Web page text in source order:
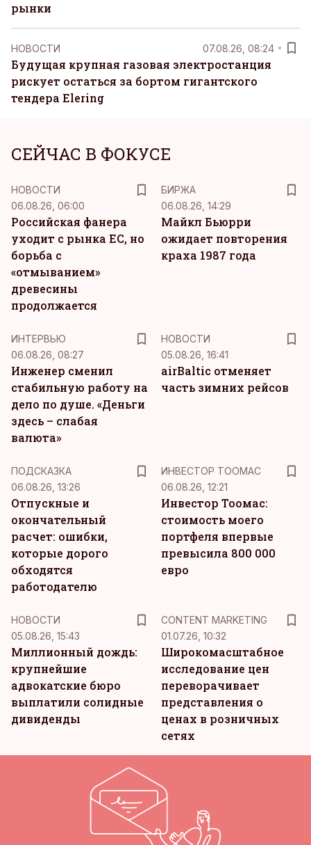
рынки
НОВОСТИ 07.08.26, 08:24
Будущая крупная газовая электростанция
рискует остаться за бортом гигантского
тендера Elering
СЕЙЧАС В ФОКУСЕ
НОВОСТИ
06.08.26, 06:00
Российская фанера
уходит с рынка ЕС, но
борьба с
«отмыванием»
древесины
продолжается
БИРЖА
06.08.26, 14:29
Майкл Бьюрри
ожидает повторения
краха 1987 года
ИНТЕРВЬЮ
06.08.26, 08:27
Инженер сменил
стабильную работу на
дело по душе. «Деньги
здесь – слабая
валюта»
НОВОСТИ
05.08.26, 16:41
airBaltic отменяет
часть зимних рейсов
ПОДСКАЗКА
06.08.26, 13:26
Отпускные и
окончательный
расчет: ошибки,
которые дорого
обходятся
работодателю
ИНВЕСТОР ТООМАС
06.08.26, 12:21
Инвестор Тоомас:
стоимость моего
портфеля впервые
превысила 800 000
евро
НОВОСТИ
05.08.26, 15:43
Миллионный дождь:
крупнейшие
адвокатские бюро
выплатили солидные
дивиденды
CONTENT MARKETING
01.07.26, 10:32
Широкомасштабное
исследование цен
переворачивает
представления о
ценах в розничных
сетях